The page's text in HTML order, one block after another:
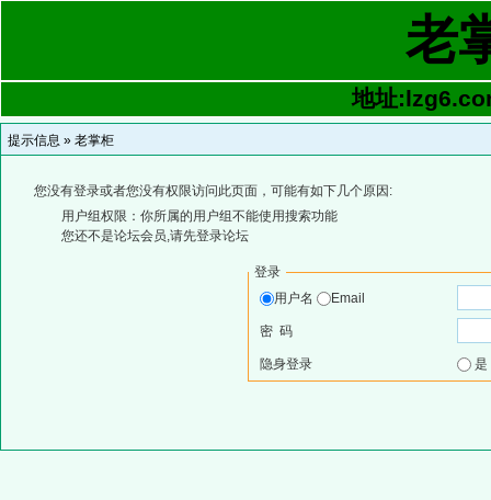
老
地址
提示信息 » 老掌柜
您没有登录或者您没有权限访问此页面，可能有如下几个原因:
用户组权限：你所属的用户组不能使用搜索功能
您还不是论坛会员,请先登录论坛
登录
用户名
Email
密 码
隐身登录